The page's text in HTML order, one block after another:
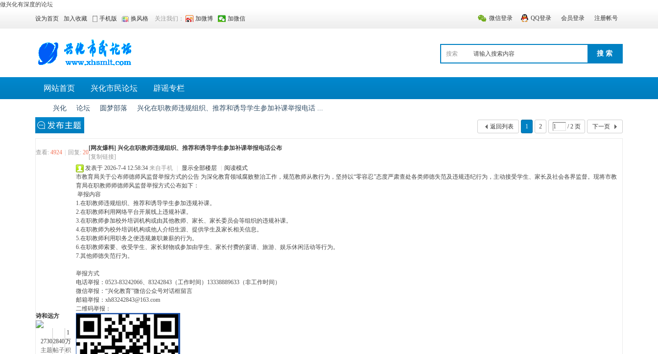
做兴化有深度的论坛
微信登录
QQ登录 会员登录 注册帐号
设为首页 加入收藏 手机版 换风格 关注我们： 加微博 加微信
搜索 搜 索
网站首页 兴化市民论坛 辟谣专栏
兴
市
»
兴化
›
论坛
›
圆梦部落
›
兴化在职教师违规组织、推荐和诱导学生参加补课举报电话 ...
1 2 / 2 页 下一页
返回列表
查看: 4924 回复: 20
[网友爆料] 兴化在职教师违规组织、推荐和诱导学生参加补课举报电话公布
[复制链接]
诗和远方
2730
主题
2840
帖子
1
万
积
发表于 2026-7-4 12:58:34 来自手机 显示全部楼层
阅读模式
市教育局关于公布师德师风监督举报方式的公告 为深化教育领域腐败整治工作，规范教师从教行为，坚持以“零容忍”态度严肃查处各类师德失范及违规违纪行为，主动接受学生、家长及社会各界监督。现将市教
育局在职教师师德师风监督举报方式公布如下：
举报内容
1.在职教师违规组织、推荐和诱导学生参加违规补课。
2.在职教师利用网络平台开展线上违规补课。
3.在职教师参加校外培训机构或由其他教师、家长、家长委员会等组织的违规补课。
4.在职教师为校外培训机构或他人介绍生源、提供学生及家长相关信息。
5.在职教师利用职务之便违规兼职兼薪的行为。
6.在职教师索要、收受学生、家长财物或参加由学生、家长付费的宴请、旅游、娱乐休闲活动等行为。
7.其他师德失范行为。
举报方式
电话举报：0523-83242066、83242843（工作时间）13338889633（非工作时间）
微信举报：“兴化教育”微信公众号对话框留言
邮箱举报：xh83242843@163.com
二维码举报：